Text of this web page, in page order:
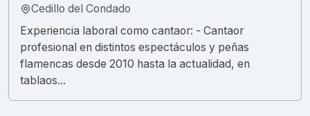
Cedillo del Condado
Experiencia laboral como cantaor: - Cantaor
profesional en distintos espectáculos y peñas
flamencas desde 2010 hasta la actualidad, en
tablaos...